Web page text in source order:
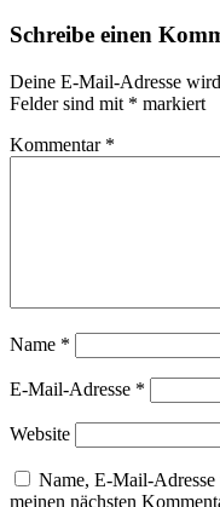
Schreibe einen
Deine E-Mail-Adresse
Felder sind mit * markiert
Kommentar *
Name *
E-Mail-Adresse *
Website
Name, E-Mail-
meinen nächsten